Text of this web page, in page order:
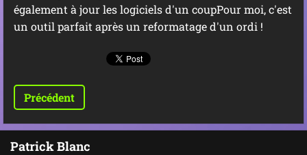
également à jour les logiciels d'un coupPour moi, c'est
un outil parfait après un reformatage d'un ordi !
Précédent
Patrick Blanc